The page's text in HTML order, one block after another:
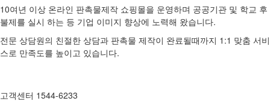
10여년 이상 온라인 판촉물제작 쇼핑몰을 운영하며 공공기관 및 학교 후
불제를 실시 하는 등 기업 이미지 향상에 노력해 왔습니다.
전문 상담원의 친절한 상담과 판촉물 제작이 완료될때까지 1:1 맞춤 서비
스로 만족도를 높이고 있습니다.
고객센터 1544-6233